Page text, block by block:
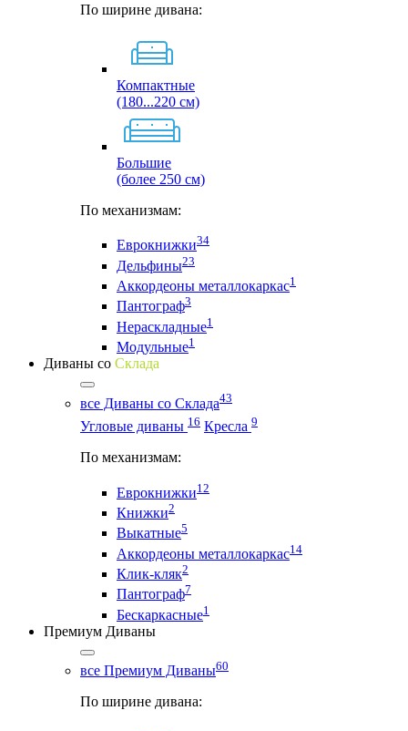
По ширине дивана:
Компактные
(180...220 см)
Большие
(более 250 см)
По механизмам:
Еврокнижки34
Дельфины23
Аккордеоны металлокаркас1
Пантограф3
Нераскладные1
Модульные1
Диваны со Склада
все Диваны со Склада43
Угловые диваны 16 Кресла 9
По механизмам:
Еврокнижки12
Книжки2
Выкатные5
Аккордеоны металлокаркас14
Клик-кляк2
Пантограф7
Бескаркасные1
Премиум Диваны
все Премиум Диваны60
По ширине дивана: